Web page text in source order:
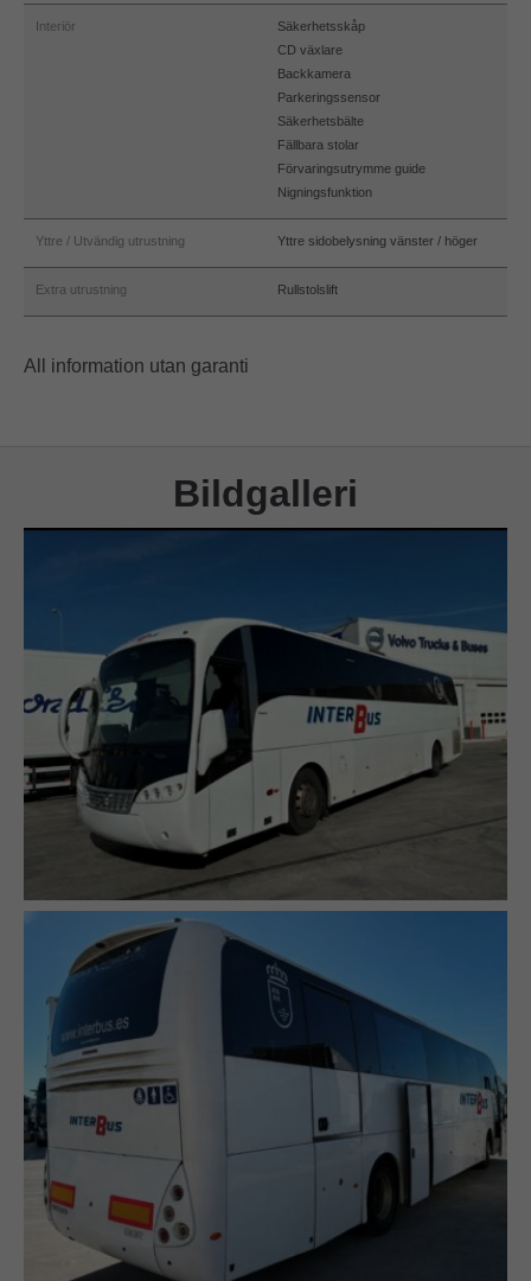
Interiör
Säkerhetsskåp
CD växlare
Backkamera
Parkeringssensor
Säkerhetsbälte
Fällbara stolar
Förvaringsutrymme guide
Nigningsfunktion
Yttre / Utvändig utrustning Yttre sidobelysning vänster / höger
Extra utrustning Rullstolslift
All information utan garanti
Bildgalleri